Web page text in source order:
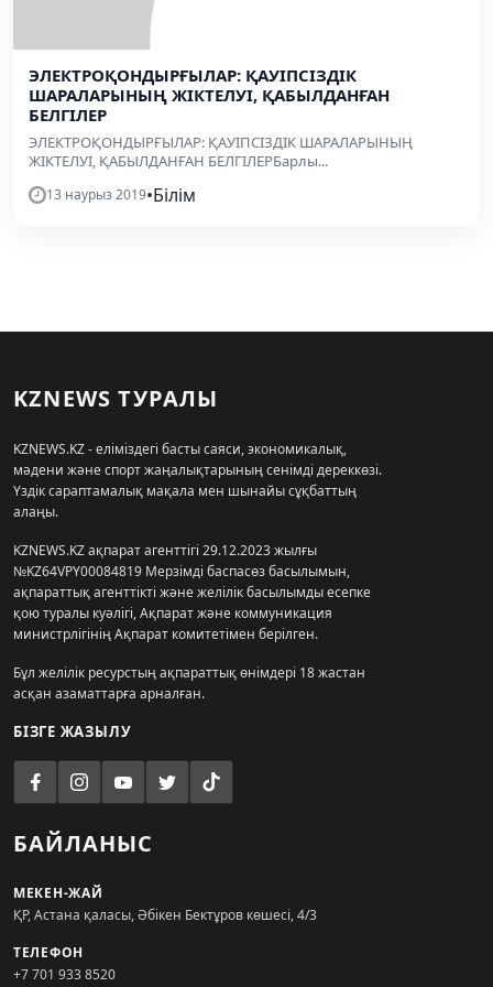
ЭЛЕКТРОҚОНДЫРҒЫЛАР: ҚАУІПСІЗДІК
ШАРАЛАРЫНЫҢ ЖІКТЕЛУІ, ҚАБЫЛДАНҒАН
БЕЛГІЛЕР
ЭЛЕКТРОҚОНДЫРҒЫЛАР: ҚАУІПСІЗДІК ШАРАЛАРЫНЫҢ
ЖІКТЕЛУІ, ҚАБЫЛДАНҒАН БЕЛГІЛЕРБарлы...
13 наурыз 2019•Білім
KZNEWS ТУРАЛЫ
KZNEWS.KZ - еліміздегі басты саяси, экономикалық,
мәдени және спорт жаңалықтарының сенімді дереккөзі.
Үздік сараптамалық мақала мен шынайы сұқбаттың
алаңы.
KZNEWS.KZ ақпарат агенттігі 29.12.2023 жылғы
№KZ64VPY00084819 Мерзімді баспасөз басылымын,
ақпараттық агенттікті және желілік басылымды есепке
қою туралы куәлігі, Ақпарат және коммуникация
министрлігінің Ақпарат комитетімен берілген.
Бұл желілік ресурстың ақпараттық өнімдері 18 жастан
асқан азаматтарға арналған.
БІЗГЕ ЖАЗЫЛУ
БАЙЛАНЫС
МЕКЕН-ЖАЙ
ҚР, Астана қаласы, Әбікен Бектұров көшесі, 4/3
ТЕЛЕФОН
+7 701 933 8520